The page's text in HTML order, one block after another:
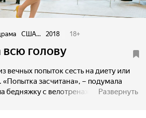
США... 2018 18+
всю голову
вечных попыток сесть на диету или
засчитана», – подумала
бедняжку с велотренажера. Девушка
Развернуть